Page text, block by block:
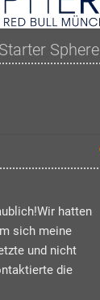
Starter Sphere
hatten
sich meine
und nicht
die